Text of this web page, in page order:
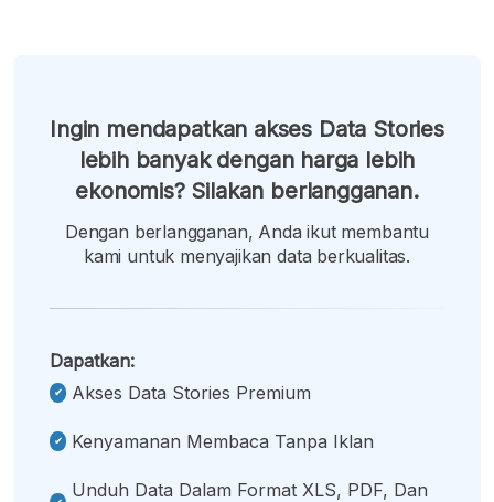
Ingin mendapatkan akses Data Stories
lebih banyak dengan harga lebih
ekonomis? Silakan berlangganan.
Dengan berlangganan, Anda ikut membantu
kami untuk menyajikan data berkualitas.
Dapatkan:
Akses Data Stories Premium
Kenyamanan Membaca Tanpa Iklan
Unduh Data Dalam Format XLS, PDF, Dan